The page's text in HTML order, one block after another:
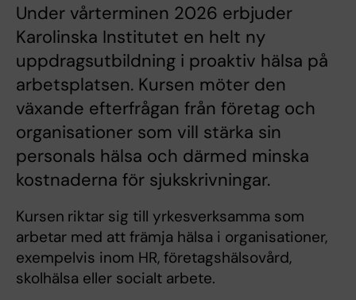
Under vårterminen 2026 erbjuder
Karolinska Institutet en helt ny
uppdragsutbildning i proaktiv hälsa på
arbetsplatsen. Kursen möter den
växande efterfrågan från företag och
organisationer som vill stärka sin
personals hälsa och därmed minska
kostnaderna för sjukskrivningar.
Kursen riktar sig till yrkesverksamma som
arbetar med att främja hälsa i organisationer,
exempelvis inom HR, företagshälsovård,
skolhälsa eller socialt arbete.